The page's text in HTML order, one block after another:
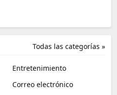
Todas las categorías »
Entretenimiento
Correo electrónico